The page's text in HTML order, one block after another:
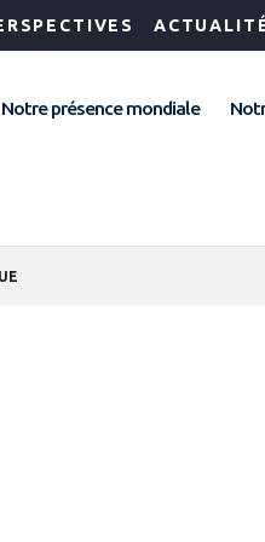
Notre présence mondiale